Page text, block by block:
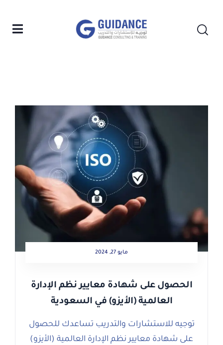
مايو 27, 2024
الحصول على شهادة معايير نظم الإدارة
العالمية (الأيزو) في السعودية
توجيه للاستشارات والتدريب تساعدك للحصول
على شهادة معايير نظم الإدارة العالمية (الأيزو)